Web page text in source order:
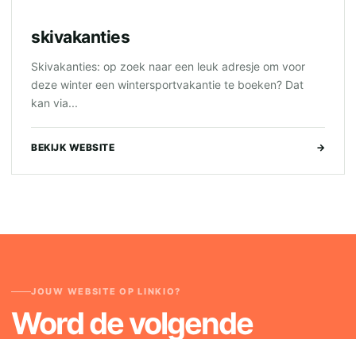
skivakanties
Skivakanties: op zoek naar een leuk adresje om voor
deze winter een wintersportvakantie te boeken? Dat
kan via...
BEKIJK WEBSITE →
JOUW WEBSITE OP LINKIO?
Word de volgende